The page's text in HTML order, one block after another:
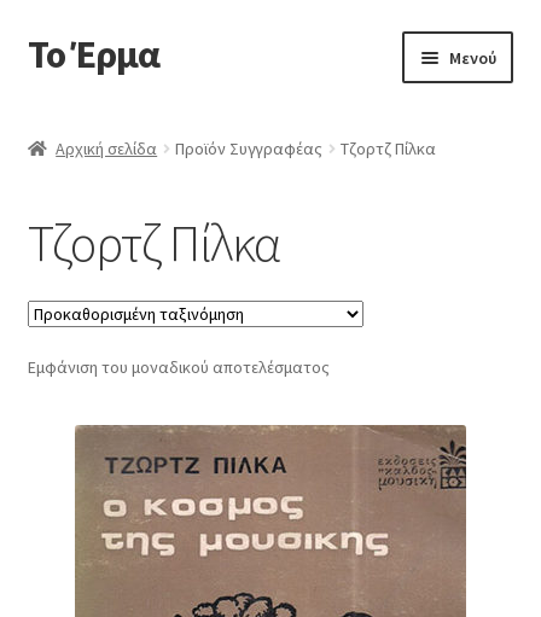
Απευθείας
μετάβαση
πλοήγηση
Μετάβαση
σε
Το Έρμα Μενού
Κατηγορίες Βιβλίων
Συχνές Ερωτήσεις
Επικοινωνία
Αρχική σελίδα Προϊόν Συγγραφέας Τζορτζ Πίλκα
Τζορτζ Πίλκα
Εμφάνιση του μοναδικού αποτελέσματος